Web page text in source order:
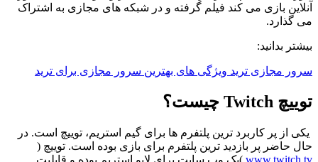
آنلاین بازی می ‌کند فیلم گرفته و در شبکه‌ های مجازی به اشتراک
می‌ گذارد.
بیشتر بدانید:
سرور مجازی ترید ویژگی های بهترین سرور مجازی برای ترید
توییچ چیست؟
یکی از پر کاربرد ترین پلتفرم ‌ها برای گیم استریم، توییچ است. در
حال ‌حاضر پر بازدید ترین پلتفرم برای بازی بوده است. توییچ (
www.twitch.tv )یک وب‌ سایت برای لایو استریم بوده و قابلیت